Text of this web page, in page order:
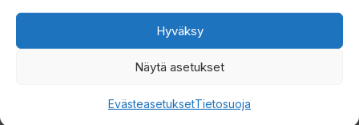
Hyväksy
Näytä asetukset
EvästeasetuksetTietosuoja
muotoilu sekä premium-tason kahva varmistavat
mukavuuden pitkienkin pilkkipäivien aikana.